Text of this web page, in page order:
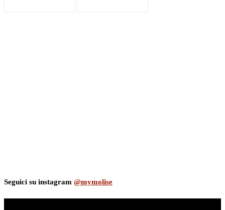
Seguici su instagram @mymolise